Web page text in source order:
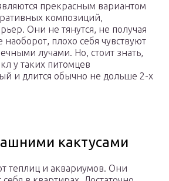
прекрасным вариантом
композиций,
Они не тянутся, не получая
наоборот, плохо себя чувствуют
лучами. Но, стоит знать,
у таких питомцев
и длится обычно не дольше 2-х
кактусами
теплиц и аквариумов. Они